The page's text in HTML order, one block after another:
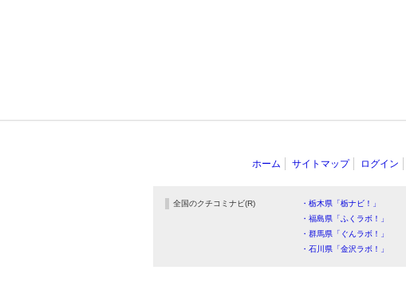
ホーム サイトマップ ログイン
全国のクチコミナビ(R) ・栃木県「栃ナビ！」
・福島県「ふくラボ！」
・群馬県「ぐんラボ！」
・石川県「金沢ラボ！」